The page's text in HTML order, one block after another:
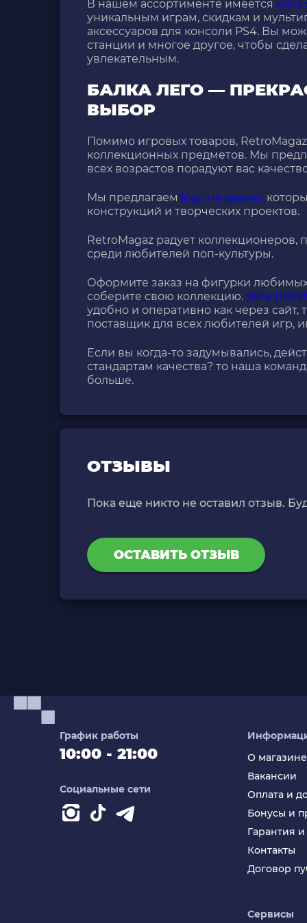
В нашем ассортименте имеется xbox
уникальным играм, скидкам и
аксессуаров для консоли PS4. Вы
станции и многое другое, чтобы
увлекательным.
БАЛКА ЛЕГО —
ВЫБОР
Помимо игровых товаров,
коллекционных предметов. Мы
всех возрастов порадуют вас
Мы предлагаем lego на развес
конструкций и творческих проектов.
RetroMagaz радует коллекционеров,
среди любителей поп-культуры.
Оформите заказ на фигурки
соберите свою коллекцию. sony
удобно и оперативно как через
поставщик для всех любителей игр,
Если вы когда-то задумывались,
стандартам качества? то наша
больше.
ОТЗЫВЫ
Пока еще никто не оставил отзыв.
ОСТАВИТЬ ОТЗЫВ
График работы
10:00 - 21:00
Социальные сети
О магазине
Вакансии
Оплата и
Бонусы и
Гарантия
Контакты
Договор
Сервисы